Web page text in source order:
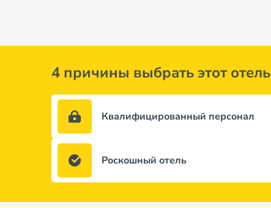
4 причины выбрать этот отель
Квалифицированный персонал
Роскошный отель